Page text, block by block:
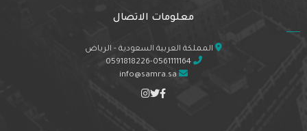
معلومات الاتصال
المملكة العربية السعودية - الرياض
0591818226-0561111164
info@samra.sa